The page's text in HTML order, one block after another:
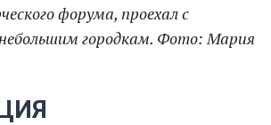
форума, проехал с
городкам. Фото: Мария